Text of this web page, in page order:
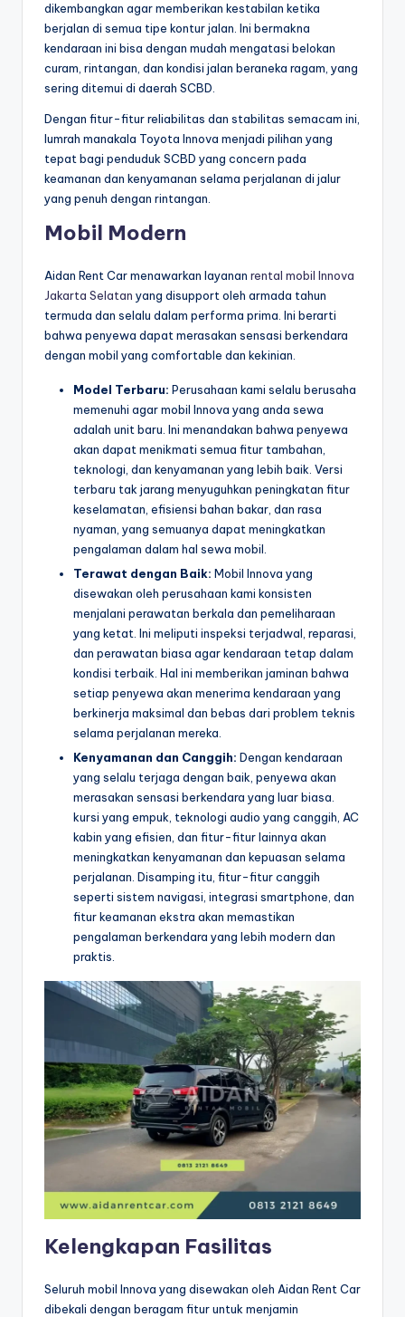
dikembangkan agar memberikan kestabilan ketika
berjalan di semua tipe kontur jalan. Ini bermakna
kendaraan ini bisa dengan mudah mengatasi belokan
curam, rintangan, dan kondisi jalan beraneka ragam, yang
sering ditemui di daerah SCBD.
Dengan fitur-fitur reliabilitas dan stabilitas semacam ini,
lumrah manakala Toyota Innova menjadi pilihan yang
tepat bagi penduduk SCBD yang concern pada
keamanan dan kenyamanan selama perjalanan di jalur
yang penuh dengan rintangan.
Mobil Modern
Aidan Rent Car menawarkan layanan rental mobil Innova
Jakarta Selatan yang disupport oleh armada tahun
termuda dan selalu dalam performa prima. Ini berarti
bahwa penyewa dapat merasakan sensasi berkendara
dengan mobil yang comfortable dan kekinian.
Model Terbaru: Perusahaan kami selalu berusaha
memenuhi agar mobil Innova yang anda sewa
adalah unit baru. Ini menandakan bahwa penyewa
akan dapat menikmati semua fitur tambahan,
teknologi, dan kenyamanan yang lebih baik. Versi
terbaru tak jarang menyuguhkan peningkatan fitur
keselamatan, efisiensi bahan bakar, dan rasa
nyaman, yang semuanya dapat meningkatkan
pengalaman dalam hal sewa mobil.
Terawat dengan Baik: Mobil Innova yang
disewakan oleh perusahaan kami konsisten
menjalani perawatan berkala dan pemeliharaan
yang ketat. Ini meliputi inspeksi terjadwal, reparasi,
dan perawatan biasa agar kendaraan tetap dalam
kondisi terbaik. Hal ini memberikan jaminan bahwa
setiap penyewa akan menerima kendaraan yang
berkinerja maksimal dan bebas dari problem teknis
selama perjalanan mereka.
Kenyamanan dan Canggih: Dengan kendaraan
yang selalu terjaga dengan baik, penyewa akan
merasakan sensasi berkendara yang luar biasa.
kursi yang empuk, teknologi audio yang canggih, AC
kabin yang efisien, dan fitur-fitur lainnya akan
meningkatkan kenyamanan dan kepuasan selama
perjalanan. Disamping itu, fitur-fitur canggih
seperti sistem navigasi, integrasi smartphone, dan
fitur keamanan ekstra akan memastikan
pengalaman berkendara yang lebih modern dan
praktis.
Kelengkapan Fasilitas
Seluruh mobil Innova yang disewakan oleh Aidan Rent Car
dibekali dengan beragam fitur untuk menjamin